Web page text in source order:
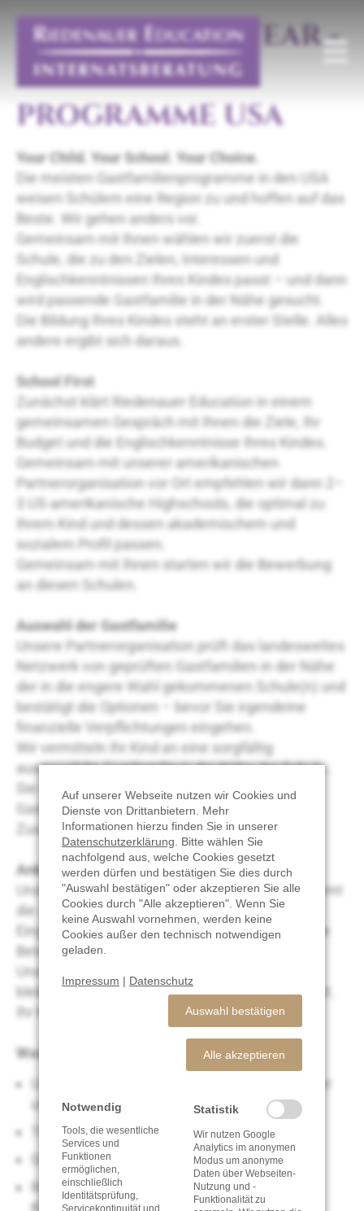
HIGH SCHOOL YEAR -
GASTFAMILIEN
PROGRAMME USA
Your Child. Your School. Your Choice.
Die meisten Gastfamilienprogramme in den USA
weisen Schülern eine Region zu und hoffen auf das
Beste. Wir gehen anders vor.
Gemeinsam mit Ihnen wählen wir zuerst die
Schule, die zu den Zielen, Interessen und
Englischkenntnissen Ihres Kindes passt – und dann
wird passende Gastfamilie in der Nähe gesucht.
Die Bildung Ihres Kindes steht an erster Stelle. Alles
andere ergibt sich daraus.
School First
Zunächst klärt Riedenauer Education in einem
gemeinsamen Gespräch mit Ihnen die Ziele, Ihr
Budget und die Englischkenntnisse Ihres Kindes.
Gemeinsam mit unserer amerikanischen
Partnerorganisation vor Ort empfehlen wir dann 2–
3 US-amerikanische Highschools, die optimal zu
Ihrem Kind und dessen akademischem und
sozialem Profil passen.
Gemeinsam mit Ihnen starten wir die Bewerbung
an diesen Schulen.
Auswahl der Gastfamilie
Unsere Partnerorganisation prüft das landesweites
Netzwerk von geprüften Gastfamilien in der Nähe
der in die engere Wahl gekommenen Schule(n) und
bestätigt die Optionen – bevor Sie irgendeine
finanzielle Verpflichtungen eingehen.
Wir vermitteln Ihr Kind an eine sorgfältig
ausgewählte Gastfamilie in der Nähe der Schule.
Sie können die Profile und Präferenzen der
Gastfamilien einsehen, bevor eine endgültige
Zusage erfolgt.
Ankunft und Betreuung vor Ort
Unsere Partnerorganisation in den USA übernimmt
die Abholung vom Flughafen, Orientierung,
Eingewöhnung in die Schule und die fortlaufende
Betreuung.
Unsere Partner melden sich regelmäßig und
bleiben das ganze Jahr über mit Ihnen in Kontakt.
Ihr Kind ist nie allein.
Was ist im Preis inbegriffen?
Unterkunft in einer Gastfamilie – Einzelzimmer
und Verpflegung
Täglicher Transport zur und von der Schule
Guardian Service und 24/7-Notfallkontakt
Regelmäßige Besuche und Betreuung des
Kindes
Auf unserer Webseite nutzen wir Cookies und
Dienste von Drittanbietern. Mehr
Informationen hierzu finden Sie in unserer
Datenschutzerklärung. Bitte wählen Sie
nachfolgend aus, welche Cookies gesetzt
werden dürfen und bestätigen Sie dies durch
"Auswahl bestätigen" oder akzeptieren Sie alle
Cookies durch "Alle akzeptieren". Wenn Sie
keine Auswahl vornehmen, werden keine
Cookies außer den technisch notwendigen
geladen.
Impressum | Datenschutz
Auswahl bestätigen
Alle akzeptieren
Notwendig
Tools, die wesentliche
Services und
Funktionen
ermöglichen,
einschließlich
Identitätsprüfung,
Servicekontinuität und
Statistik
Wir nutzen Google
Analytics im anonymen
Modus um anonyme
Daten über Webseiten-
Nutzung und -
Funktionalität zu